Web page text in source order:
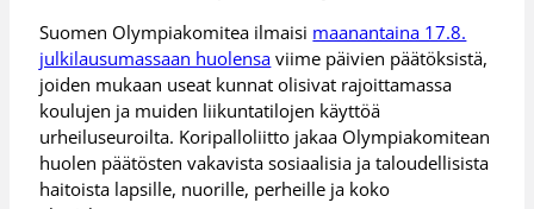
Suomen Olympiakomitea ilmaisi maanantaina 17.8.
julkilausumassaan huolensa viime päivien päätöksistä,
joiden mukaan useat kunnat olisivat rajoittamassa
koulujen ja muiden liikuntatilojen käyttöä
urheiluseuroilta. Koripalloliitto jakaa Olympiakomitean
huolen päätösten vakavista sosiaalisia ja taloudellisista
haitoista lapsille, nuorille, perheille ja koko